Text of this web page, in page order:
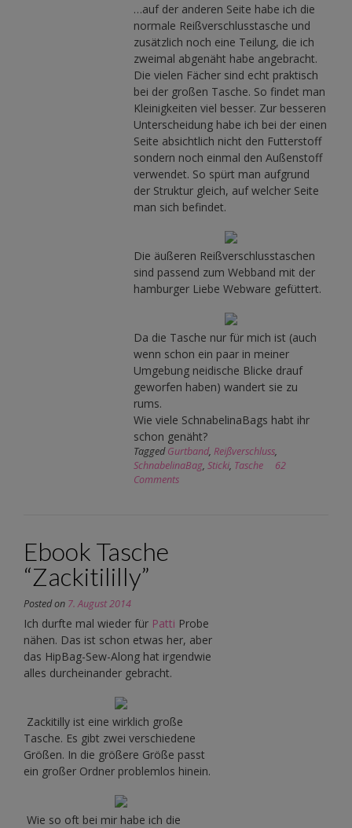
…auf der anderen Seite habe ich die
normale Reißverschlusstasche und
zusätzlich noch eine Teilung, die ich
zweimal abgenäht habe angebracht.
Die vielen Fächer sind echt praktisch
bei der großen Tasche. So findet man
Kleinigkeiten viel besser. Zur besseren
Unterscheidung habe ich bei der einen
Seite absichtlich nicht den Futterstoff
sondern noch einmal den Außenstoff
verwendet. So spürt man aufgrund
der Struktur gleich, auf welcher Seite
man sich befindet.
Die äußeren Reißverschlusstaschen
sind passend zum Webband mit der
hamburger Liebe Webware gefüttert.
Da die Tasche nur für mich ist (auch
wenn schon ein paar in meiner
Umgebung neidische Blicke drauf
geworfen haben) wandert sie zu
rums.
Wie viele SchnabelinaBags habt ihr
schon genäht?
TaggedGurtband, Reißverschluss,
SchnabelinaBag, Sticki, Tasche
62
Comments
Ebook Tasche
“Zackitililly”
Posted on 7. August 2014
Ich durfte mal wieder für Patti Probe
nähen. Das ist schon etwas her, aber
das HipBag-Sew-Along hat irgendwie
alles durcheinander gebracht.
Zackitilly ist eine wirklich große
Tasche. Es gibt zwei verschiedene
Größen. In die größere Größe passt
ein großer Ordner problemlos hinein.
Wie so oft bei mir habe ich die